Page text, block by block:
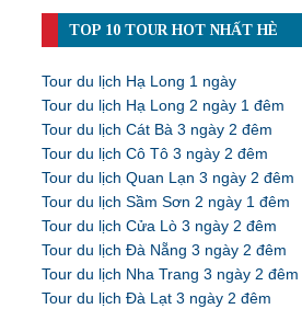
TOP 10 TOUR HOT NHẤT HÈ
Tour du lịch Hạ Long 1 ngày
Tour du lịch Hạ Long 2 ngày 1 đêm
Tour du lịch Cát Bà 3 ngày 2 đêm
Tour du lịch Cô Tô 3 ngày 2 đêm
Tour du lịch Quan Lạn 3 ngày 2 đêm
Tour du lịch Sầm Sơn 2 ngày 1 đêm
Tour du lịch Cửa Lò 3 ngày 2 đêm
Tour du lịch Đà Nẵng 3 ngày 2 đêm
Tour du lịch Nha Trang 3 ngày 2 đêm
Tour du lịch Đà Lạt 3 ngày 2 đêm